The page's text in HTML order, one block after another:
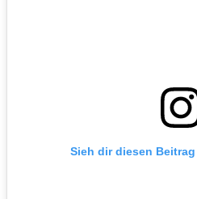
Sieh dir diesen